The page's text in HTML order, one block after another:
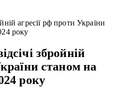
агресії рф проти України
року
збройній
станом на
року